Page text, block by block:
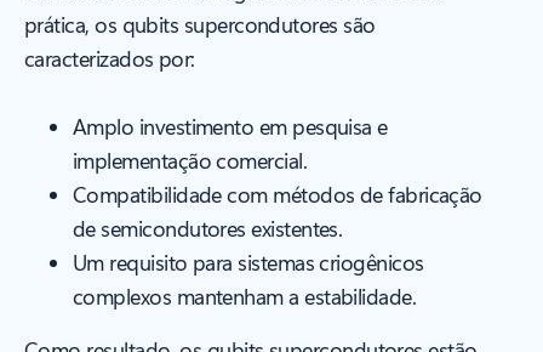
prática, os qubits supercondutores são
caracterizados por:
Amplo investimento em pesquisa e
implementação comercial.
Compatibilidade com métodos de fabricação
de semicondutores existentes.
Um requisito para sistemas criogênicos
complexos mantenham a estabilidade.